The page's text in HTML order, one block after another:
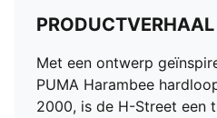
PRODUCTVERHAAL
Met een ontwerp
PUMA Harambee
2000, is de H-Street een